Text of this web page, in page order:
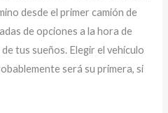
desde el primer camión de
de opciones a la hora de
tus sueños. Elegir el vehículo
será su primera, si